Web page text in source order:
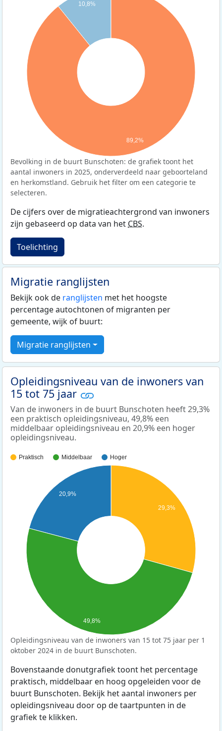
10,8%
89,2%
Bevolking in de buurt Bunschoten: de grafiek toont het
aantal inwoners in 2025, onderverdeeld naar geboorteland
en herkomstland. Gebruik het filter om een categorie te
selecteren.
De cijfers over de migratieachtergrond van inwoners
zijn gebaseerd op data van hetCBS.
Toelichting
Migratie ranglijsten
Bekijk ook de ranglijsten met het hoogste
percentage autochtonen of migranten per
gemeente, wijk of buurt:
Migratie ranglijsten
Opleidingsniveau van de inwoners van
15 tot 75 jaar
Van de inwoners in de buurt Bunschoten heeft 29,3%
een praktisch opleidingsniveau, 49,8% een
middelbaar opleidingsniveau en 20,9% een hoger
opleidingsniveau.
Praktisch Middelbaar Hoger
29,3%
20,9%
49,8%
Opleidingsniveau van de inwoners van 15 tot 75 jaar per 1
oktober 2024 in de buurt Bunschoten.
Bovenstaande donutgrafiek toont het percentage
praktisch, middelbaar en hoog opgeleiden voor de
buurt Bunschoten. Bekijk het aantal inwoners per
opleidingsniveau door op de taartpunten in de
grafiek te klikken.